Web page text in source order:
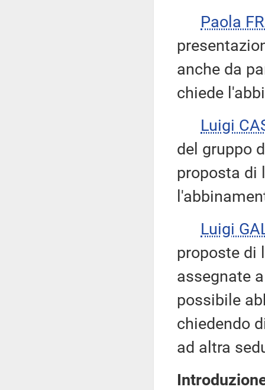
Paola
anche da
chiede
Luigi
del gruppo
proposta di
Luigi
proposte di
assegnate
possibile
chiedendo
ad altra